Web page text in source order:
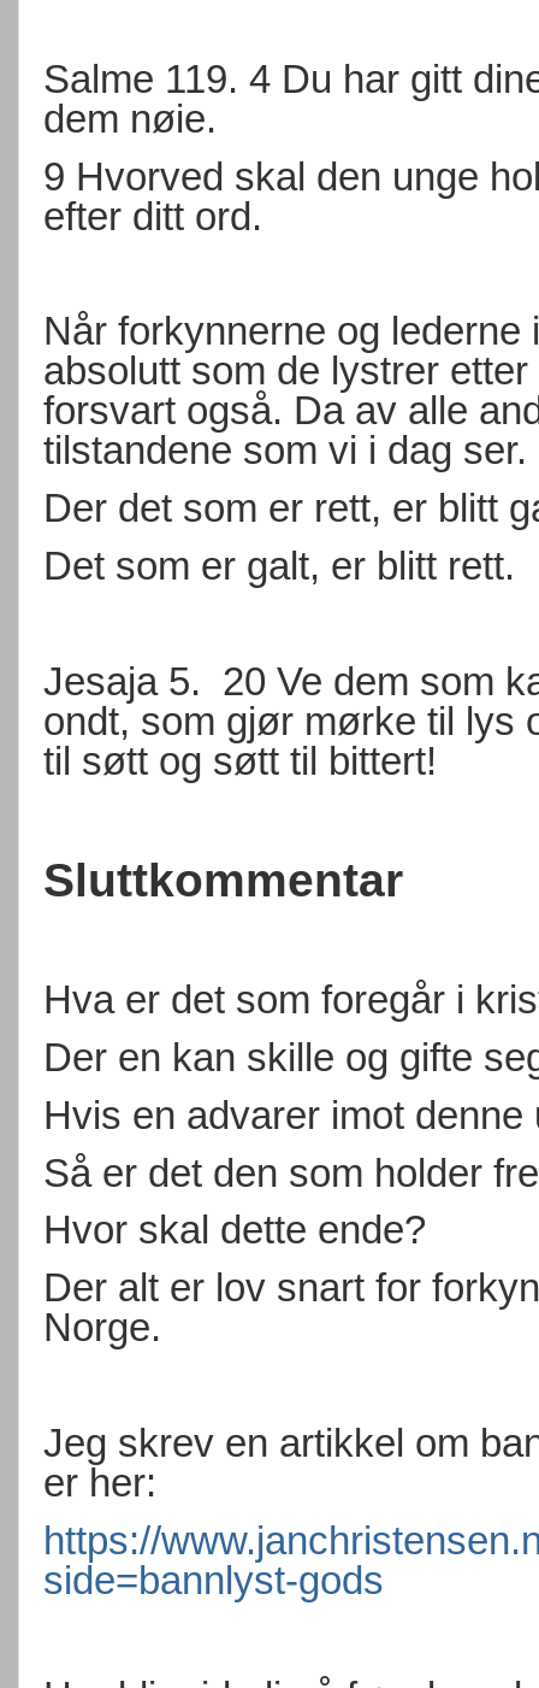
Salme 119. 4 Du har gitt
dem nøie.
9 Hvorved skal den unge
efter ditt ord.
Når forkynnerne og
absolutt som de lystrer
forsvart også. Da av alle
tilstandene som vi i dag ser.
Der det som er rett, er blitt
Det som er galt, er blitt rett.
Jesaja 5. 20 Ve dem som
ondt, som gjør mørke til lys
til søtt og søtt til bittert!
Sluttkommentar
Hva er det som foregår i
Der en kan skille og gifte
Hvis en advarer imot denne
Så er det den som holder
Hvor skal dette ende?
Der alt er lov snart for
Norge.
Jeg skrev en artikkel om
er her:
https://
side=bannlyst-gods